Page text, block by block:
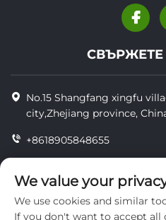
СВЪРЖЕТЕ
No.15 Shangfang xingfu
city,Zhejiang province,
+8618905848655
[email protected]
We value your
We use cookies and similar
If you don't want to accept all